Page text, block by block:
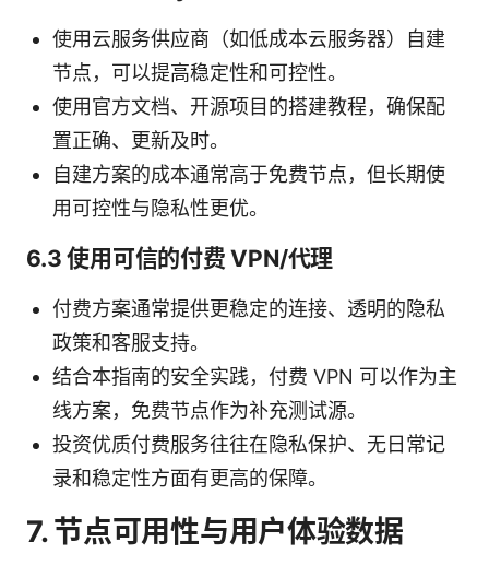
使用云服务供应商（如低成本云服务器）自建
节点，可以提高稳定性和可控性。
使用官方文档、开源项目的搭建教程，确保配
置正确、更新及时。
自建方案的成本通常高于免费节点，但长期使
用可控性与隐私性更优。
6.3 使用可信的付费 VPN/代理
付费方案通常提供更稳定的连接、透明的隐私
政策和客服支持。
结合本指南的安全实践，付费 VPN 可以作为主
线方案，免费节点作为补充测试源。
投资优质付费服务往往在隐私保护、无日常记
录和稳定性方面有更高的保障。
7. 节点可用性与用户体验数据